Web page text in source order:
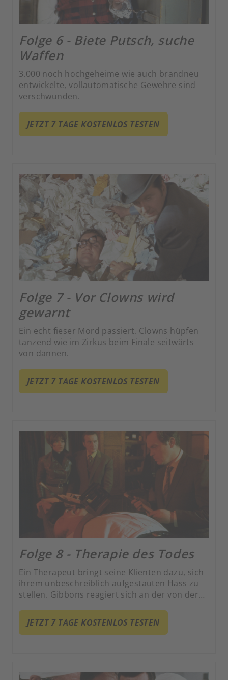
Folge 6 - Biete Putsch, suche
Waffen
3.000 noch hochgeheime wie auch brandneu
entwickelte, vollautomatische Gewehre sind
verschwunden.
JETZT 7 TAGE KOSTENLOS TESTEN
Folge 7 - Vor Clowns wird
gewarnt
Ein echt fieser Mord passiert. Clowns hüpfen
tanzend wie im Zirkus beim Finale seitwärts
von dannen.
JETZT 7 TAGE KOSTENLOS TESTEN
Folge 8 - Therapie des Todes
Ein Therapeut bringt seine Klienten dazu, sich
ihrem unbeschreiblich aufgestauten Hass zu
stellen. Gibbons reagiert sich an der von der
Kollegen ab, kann aber den Hals nicht voll
kriegen und schreitet tatsächlich zur Tat.
JETZT 7 TAGE KOSTENLOS TESTEN